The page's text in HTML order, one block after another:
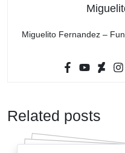
Miguelito Fernandez –
Related posts